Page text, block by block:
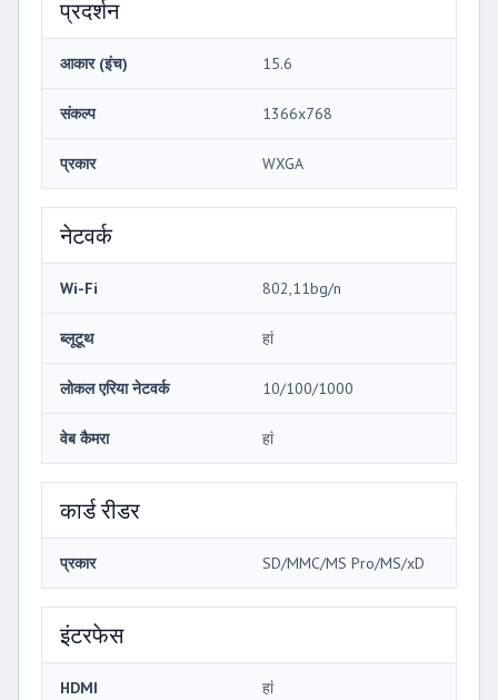
प्रदर्शन
आकार (इंच) 15.6
संकल्प 1366x768
प्रकार WXGA
नेटवर्क
Wi-Fi 802,11bg/n
ब्लूटूथ हां
लोकल एरिया नेटवर्क 10/100/1000
वेब कैमरा हां
कार्ड रीडर
प्रकार SD/MMC/MS Pro/MS/xD
इंटरफेस
HDMI हां